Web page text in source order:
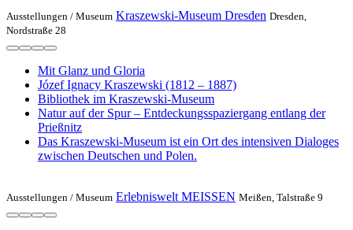
Ausstellungen / Museum Kraszewski-Museum Dresden Dresden,
Nordstraße 28
Mit Glanz und Gloria
Józef Ignacy Kraszewski (1812 – 1887)
Bibliothek im Kraszewski-Museum
Natur auf der Spur – Entdeckungsspaziergang entlang der
Prießnitz
Das Kraszewski-Museum ist ein Ort des intensiven Dialoges
zwischen Deutschen und Polen.
Ausstellungen / Museum Erlebniswelt MEISSEN Meißen, Talstraße 9